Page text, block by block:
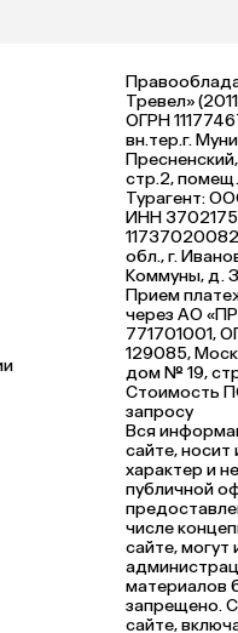
Тревел»
ОГРН
вн.тер.г.
стр.2,
Турагент:
ИНН
обл., г.
Коммуны, д.
Прием
через АО
771701001,
129085,
дом № 19,
Стоимость
запросу
Вся
сайте,
характер и
публичной
числе
сайте,
материалов
запрещено.
сайте,